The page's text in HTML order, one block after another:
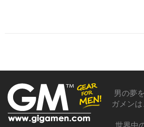
男の夢
ガメン